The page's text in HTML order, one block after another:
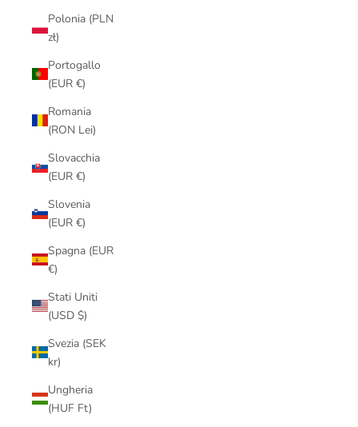
Polonia (PLN
zł)
Portogallo
(EUR €)
Romania
(RON Lei)
Slovacchia
(EUR €)
Slovenia
(EUR €)
Spagna (EUR
€)
Stati Uniti
(USD $)
Svezia (SEK
kr)
Ungheria
(HUF Ft)